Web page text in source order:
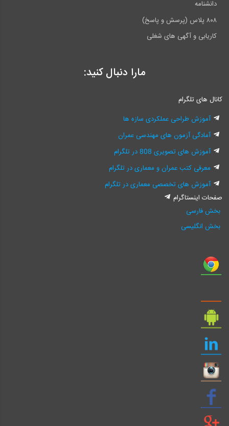
دانشنامه
۸۰۸ پلاس (پرسش و پاسخ)
کاریابی و آگهی های شغلی
مارا دنبال کنید:
کانال های تلگرام
آموزش طراحی عملکردی سازه ها
آمادگی آزمون های مهندسی عمران
آموزش های تصویری 808 در تلگرام
معرفی کتب عمران و معماری در تلگرام
آموزش های تخصصی معماری در تلگرام
صفحات اینستاگرام
بخش فارسی
بخش انگلیسی